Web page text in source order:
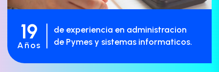
19
Años
de experiencia en administracion
de Pymes y sistemas informaticos.